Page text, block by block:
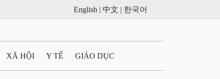
English | 中文 | 한국어
XÃ HỘI Y TẾ GIÁO DỤC